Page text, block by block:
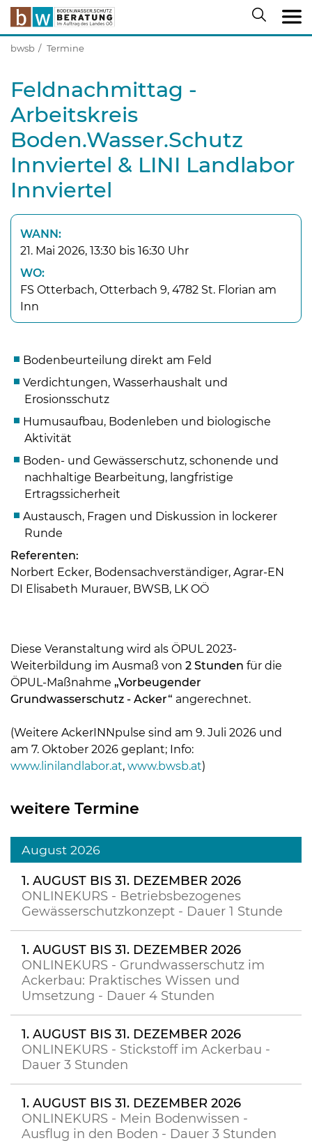
bwsb Termine
Feldnachmittag -
Arbeitskreis
Boden.Wasser.Schutz
Innviertel & LINI Landlabor
Innviertel
WANN:
21. Mai 2026, 13:30 bis 16:30 Uhr
WO:
FS Otterbach, Otterbach 9, 4782 St. Florian am
Inn
Bodenbeurteilung direkt am Feld
Verdichtungen, Wasserhaushalt und
Erosionsschutz
Humusaufbau, Bodenleben und biologische
Aktivität
Boden- und Gewässerschutz, schonende und
nachhaltige Bearbeitung, langfristige
Ertragssicherheit
Austausch, Fragen und Diskussion in lockerer
Runde
Referenten:
Norbert Ecker, Bodensachverständiger, Agrar-EN
DI Elisabeth Murauer, BWSB, LK OÖ
Diese Veranstaltung wird als ÖPUL 2023-
Weiterbildung im Ausmaß von 2 Stunden für die
ÖPUL-Maßnahme „Vorbeugender
Grundwasserschutz - Acker“ angerechnet.
(Weitere AckerINNpulse sind am 9. Juli 2026 und
am 7. Oktober 2026 geplant; Info:
www.linilandlabor.at, www.bwsb.at)
weitere Termine
August 2026
1. AUGUST BIS 31. DEZEMBER 2026
ONLINEKURS - Betriebsbezogenes
Gewässerschutzkonzept - Dauer 1 Stunde
1. AUGUST BIS 31. DEZEMBER 2026
ONLINEKURS - Grundwasserschutz im
Ackerbau: Praktisches Wissen und
Umsetzung - Dauer 4 Stunden
1. AUGUST BIS 31. DEZEMBER 2026
ONLINEKURS - Stickstoff im Ackerbau -
Dauer 3 Stunden
1. AUGUST BIS 31. DEZEMBER 2026
ONLINEKURS - Mein Bodenwissen -
Ausflug in den Boden - Dauer 3 Stunden